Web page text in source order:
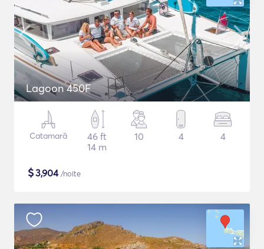
Lagoon 450F
Catamarã
46 ft
14 m
10 4 4
$3,904/noite